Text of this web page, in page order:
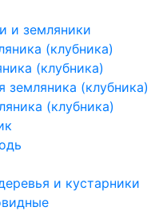
и земляники
(клубника)
(клубника)
земляника (клубника)
(клубника)
и кустарники